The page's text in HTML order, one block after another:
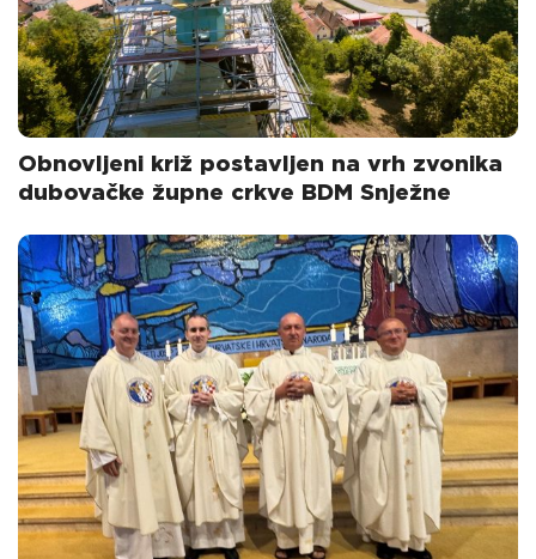
Obnovljeni križ postavljen na vrh zvonika
dubovačke župne crkve BDM Snježne